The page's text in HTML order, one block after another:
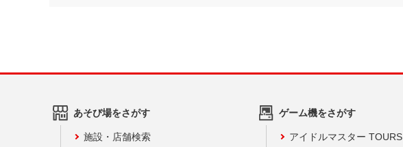
あそび場をさがす
施設・店舗検索
ゲーム機をさがす
アイドルマスター TOURS